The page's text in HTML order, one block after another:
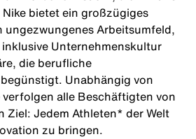
bietet ein großzügiges
ungezwungenes Arbeitsumfeld,
Unternehmenskultur
die berufliche
Unabhängig von
alle Beschäftigten von
Ziel: Jedem Athleten* der Welt
zu bringen.